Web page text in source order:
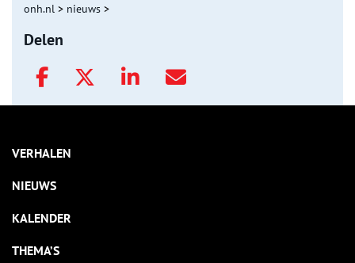
onh.nl > nieuws >
Delen
VERHALEN
NIEUWS
KALENDER
THEMA’S